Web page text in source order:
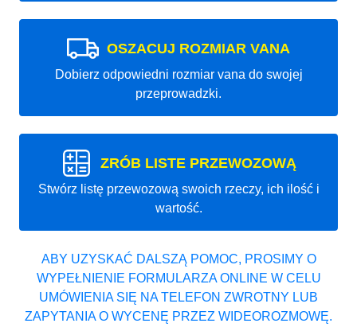
OSZACUJ ROZMIAR VANA
Dobierz odpowiedni rozmiar vana do swojej
przeprowadzki.
ZRÓB LISTE PRZEWOZOWĄ
Stwórz listę przewozową swoich rzeczy, ich ilość i
wartość.
ABY UZYSKAĆ DALSZĄ POMOC, PROSIMY O
WYPEŁNIENIE FORMULARZA ONLINE W CELU
UMÓWIENIA SIĘ NA TELEFON ZWROTNY LUB
ZAPYTANIA O WYCENĘ PRZEZ WIDEOROZMOWĘ.